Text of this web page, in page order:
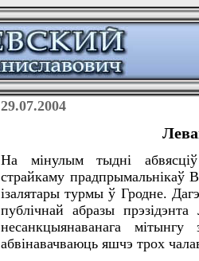
29.07.2004
На мiнулым тыднi абвясцiў
страйкаму прадпрымальнiкаў
iзалятары турмы ў Гродне.
публiчнай абразы
несанкцыянаванага
абвiнавачваюць яшчэ трох